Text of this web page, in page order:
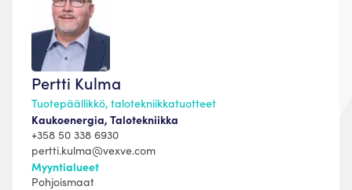
Pertti Kulma
Tuotepäällikkö, talotekniikkatuotteet
Kaukoenergia, Talotekniikka
+358 50 338 6930
pertti.kulma@vexve.com
Myyntialueet
Pohjoismaat